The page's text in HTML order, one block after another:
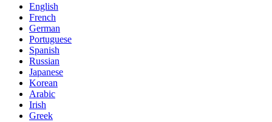
English
French
German
Portuguese
Spanish
Russian
Japanese
Korean
Arabic
Irish
Greek